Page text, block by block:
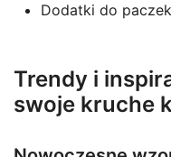
Dodatki do
Trendy i
swoje kruche